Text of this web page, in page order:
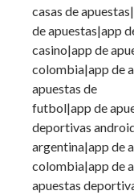
casas de
de apuestas|app
casino|app de
colombia|app de
apuestas de
futbol|app de
deportivas
argentina|app de
colombia|app de
apuestas